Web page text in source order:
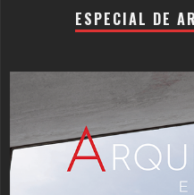
ESPECIAL DE